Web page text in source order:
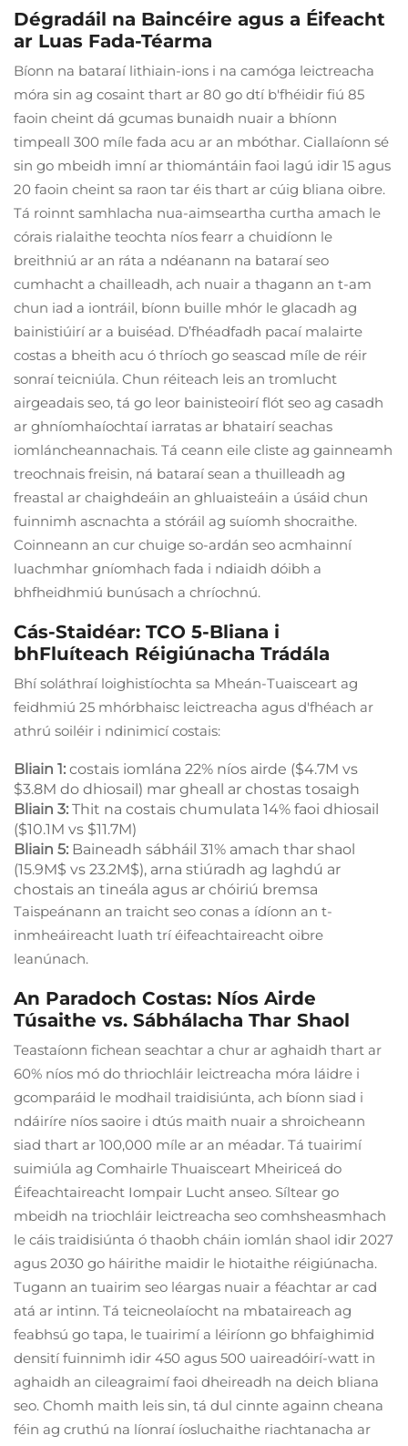
Dégradáil na Baincéire agus a Éifeacht
ar Luas Fada-Téarma
Bíonn na bataraí lithiain-ions i na camóga leictreacha
móra sin ag cosaint thart ar 80 go dtí b'fhéidir fiú 85
faoin cheint dá gcumas bunaidh nuair a bhíonn
timpeall 300 míle fada acu ar an mbóthar. Ciallaíonn sé
sin go mbeidh imní ar thiomántáin faoi lagú idir 15 agus
20 faoin cheint sa raon tar éis thart ar cúig bliana oibre.
Tá roinnt samhlacha nua-aimseartha curtha amach le
córais rialaithe teochta níos fearr a chuidíonn le
breithniú ar an ráta a ndéanann na bataraí seo
cumhacht a chailleadh, ach nuair a thagann an t-am
chun iad a iontráil, bíonn buille mhór le glacadh ag
bainistiúirí ar a buiséad. D’fhéadfadh pacaí malairte
costas a bheith acu ó thríoch go seascad míle de réir
sonraí teicniúla. Chun réiteach leis an tromlucht
airgeadais seo, tá go leor bainisteoirí flót seo ag casadh
ar ghníomhaíochtaí iarratas ar bhatairí seachas
iomláncheannachais. Tá ceann eile cliste ag gainneamh
treochnais freisin, ná bataraí sean a thuilleadh ag
freastal ar chaighdeáin an ghluaisteáin a úsáid chun
fuinnimh ascnachta a stóráil ag suíomh shocraithe.
Coinneann an cur chuige so-ardán seo acmhainní
luachmhar gníomhach fada i ndiaidh dóibh a
bhfheidhmiú bunúsach a chríochnú.
Cás-Staidéar: TCO 5-Bliana i
bhFluíteach Réigiúnacha Trádála
Bhí soláthraí loighistíochta sa Mheán-Tuaisceart ag
feidhmiú 25 mhórbhaisc leictreacha agus d'fhéach ar
athrú soiléir i ndinimicí costais:
Bliain 1: costais iomlána 22% níos airde ($4.7M vs
$3.8M do dhiosail) mar gheall ar chostas tosaigh
Bliain 3: Thit na costais chumulata 14% faoi dhiosail
($10.1M vs $11.7M)
Bliain 5: Baineadh sábháil 31% amach thar shaol
(15.9M$ vs 23.2M$), arna stiúradh ag laghdú ar
chostais an tineála agus ar chóiriú bremsa
Taispeánann an traicht seo conas a ídíonn an t-
inmheáireacht luath trí éifeachtaireacht oibre
leanúnach.
An Paradoch Costas: Níos Airde
Túsaithe vs. Sábhálacha Thar Shaol
Teastaíonn fichean seachtar a chur ar aghaidh thart ar
60% níos mó do thriochláir leictreacha móra láidre i
gcomparáid le modhail traidisiúnta, ach bíonn siad i
ndáiríre níos saoire i dtús maith nuair a shroicheann
siad thart ar 100,000 míle ar an méadar. Tá tuairimí
suimiúla ag Comhairle Thuaisceart Mheiriceá do
Éifeachtaireacht Iompair Lucht anseo. Síltear go
mbeidh na triochláir leictreacha seo comhsheasmhach
le cáis traidisiúnta ó thaobh cháin iomlán shaol idir 2027
agus 2030 go háirithe maidir le hiotaithe réigiúnacha.
Tugann an tuairim seo léargas nuair a féachtar ar cad
atá ar intinn. Tá teicneolaíocht na mbataireach ag
feabhsú go tapa, le tuairimí a léiríonn go bhfaighimid
densití fuinnimh idir 450 agus 500 uaireadóirí-watt in
aghaidh an cileagraimí faoi dheireadh na deich bliana
seo. Chomh maith leis sin, tá dul cinnte againn cheana
féin ag cruthú na líonraí íosluchaithe riachtanacha ar